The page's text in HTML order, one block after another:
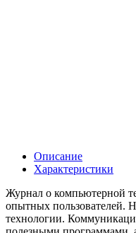
Описание
Характеристики
Журнал о компьютерной
опытных пользователей.
технологии.